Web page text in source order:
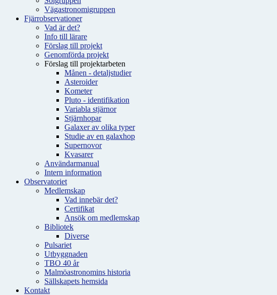
Vägastronomigruppen
Fjärrobservationer
Vad är det?
Info till lärare
Förslag till projekt
Genomförda projekt
Förslag till projektarbeten
Månen - detaljstudier
Asteroider
Kometer
Pluto - identifikation
Variabla stjärnor
Stjärnhopar
Galaxer av olika typer
Studie av en galaxhop
Supernovor
Kvasarer
Användarmanual
Intern information
Observatoriet
Medlemskap
Vad innebär det?
Certifikat
Ansök om medlemskap
Bibliotek
Diverse
Pulsariet
Utbyggnaden
TBO 40 år
Malmöastronomins historia
Sällskapets hemsida
Kontakt